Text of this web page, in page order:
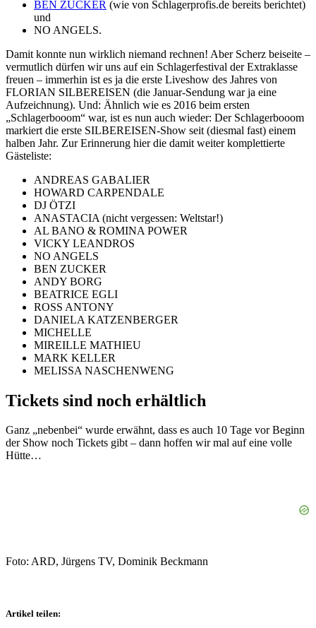
BEN ZUCKER (wie von Schlagerprofis.de bereits berichtet)
und
NO ANGELS.
Damit konnte nun wirklich niemand rechnen! Aber Scherz beiseite –
vermutlich dürfen wir uns auf ein Schlagerfestival der Extraklasse
freuen – immerhin ist es ja die erste Liveshow des Jahres von
FLORIAN SILBEREISEN (die Januar-Sendung war ja eine
Aufzeichnung). Und: Ähnlich wie es 2016 beim ersten
„Schlagerbooom“ war, ist es nun auch wieder: Der Schlagerbooom
markiert die erste SILBEREISEN-Show seit (diesmal fast) einem
halben Jahr. Zur Erinnerung hier die damit weiter komplettierte
Gästeliste:
ANDREAS GABALIER
HOWARD CARPENDALE
DJ ÖTZI
ANASTACIA (nicht vergessen: Weltstar!)
AL BANO & ROMINA POWER
VICKY LEANDROS
NO ANGELS
BEN ZUCKER
ANDY BORG
BEATRICE EGLI
ROSS ANTONY
DANIELA KATZENBERGER
MICHELLE
MIREILLE MATHIEU
MARK KELLER
MELISSA NASCHENWENG
Tickets sind noch erhältlich
Ganz „nebenbei“ wurde erwähnt, dass es auch 10 Tage vor Beginn
der Show noch Tickets gibt – dann hoffen wir mal auf eine volle
Hütte…
Foto: ARD, Jürgens TV, Dominik Beckmann
Artikel teilen: